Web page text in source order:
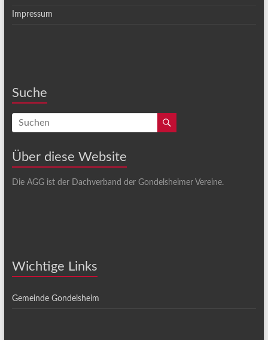
Impressum
Suche
Über diese Website
Die AGG ist der Dachverband der Gondelsheimer Vereine.
Wichtige Links
Gemeinde Gondelsheim